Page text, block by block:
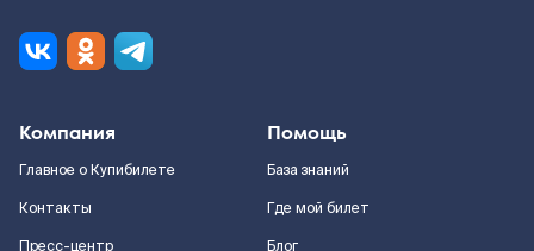
Компания
Главное о Купибилете
Контакты
Пресс-центр
Помощь
База знаний
Где мой билет
Блог